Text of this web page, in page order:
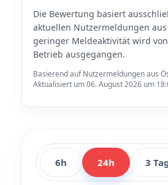
Die Bewertung basiert
aktuellen Nutzermeldungen
geringer Meldeaktivität wird
Betrieb ausgegangen.
Basierend auf Nutzermeldungen aus
Aktualisiert um 06. August 2026 um
6h 24h 3